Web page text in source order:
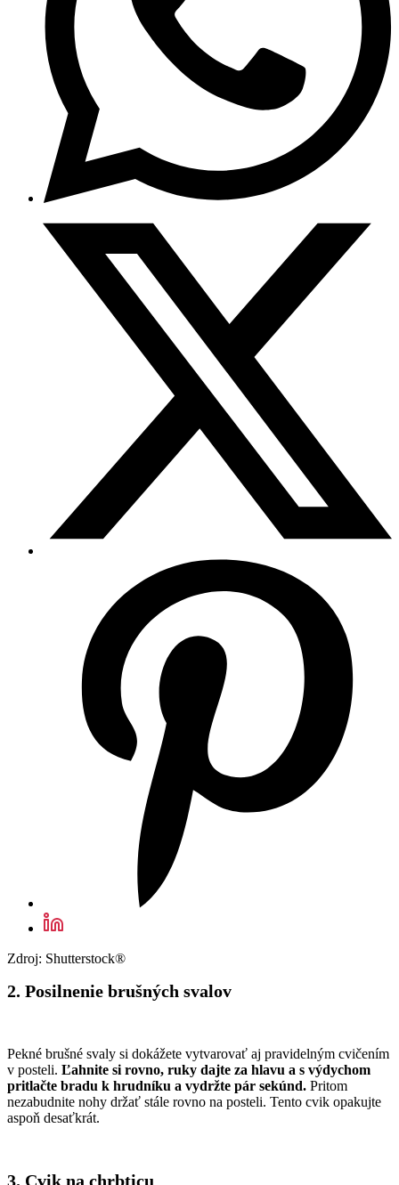
Zdroj: Shutterstock®
2. Posilnenie brušných svalov
Pekné brušné svaly si dokážete vytvarovať aj pravidelným cvičením
v posteli. Ľahnite si rovno, ruky dajte za hlavu a s výdychom
pritlačte bradu k hrudníku a vydržte pár sekúnd. Pritom
nezabudnite nohy držať stále rovno na posteli. Tento cvik opakujte
aspoň desaťkrát.
3. Cvik na chrbticu